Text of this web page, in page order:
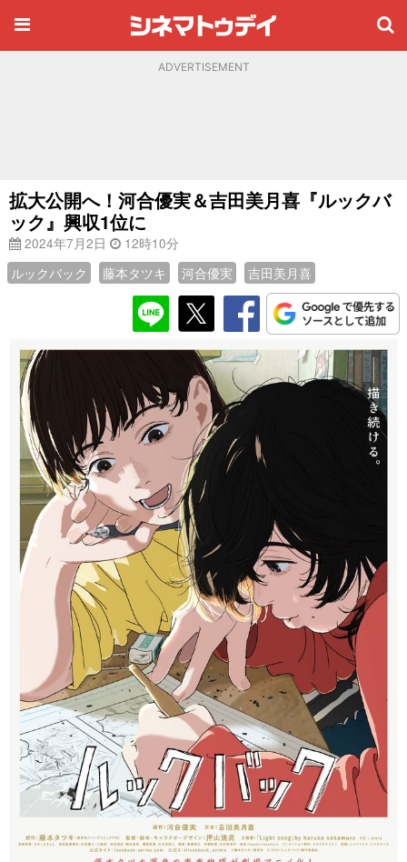
ADVERTISEMENT
拡大公開へ！河合優実＆吉田美月喜『ルックバ
ック』興収1位に
2024年7月2日
12時10分
ルックバック
藤本タツキ 河合優実 吉田美月喜